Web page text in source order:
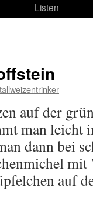
Listen
auf der
man leicht
dann bei
auf